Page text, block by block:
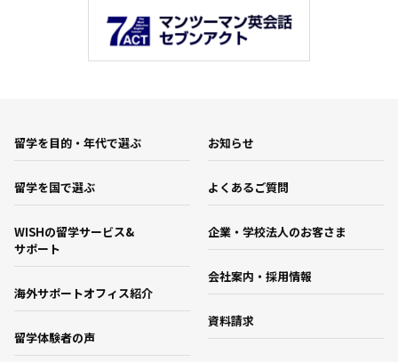
留学を目的・年代で選ぶ
留学を国で選ぶ
WISHの留学サービス&
サポート
海外サポートオフィス紹介
留学体験者の声
お知らせ
よくあるご質問
企業・学校法人のお客さま
会社案内・採用情報
資料請求